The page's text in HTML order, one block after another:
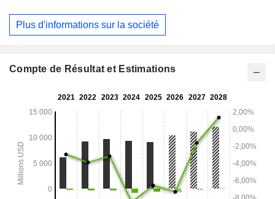
est équipé de Fly-Fi, un service haut débit permettant
d’accéder au Wi-Fi de porte à porte depuis chaque siège. La
systèmes AVANT installés sur la majorité de ses appareils.
par l'intermédiaire de sa filiale, Paisly, LLC, qui propose des
la planification autonome de voyages à forfait.
Plus d'informations sur la société
Compte de Résultat et Estimations